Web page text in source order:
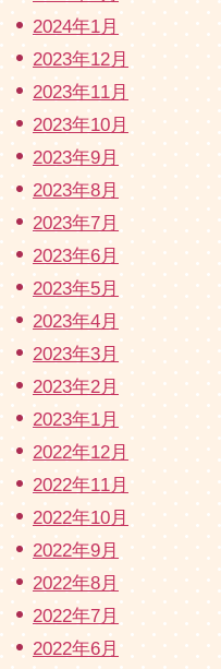
2024年1月
2023年12月
2023年11月
2023年10月
2023年9月
2023年8月
2023年7月
2023年6月
2023年5月
2023年4月
2023年3月
2023年2月
2023年1月
2022年12月
2022年11月
2022年10月
2022年9月
2022年8月
2022年7月
2022年6月